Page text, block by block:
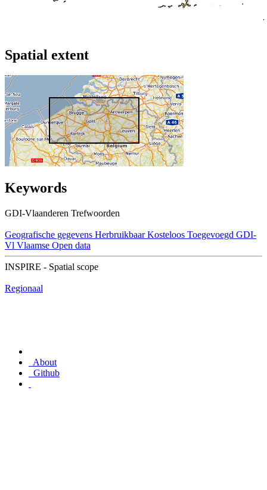
Spatial extent
Keywords
GDI-Vlaanderen Trefwoorden
Geografische gegevens Herbruikbaar Kosteloos Toegevoegd GDI-
Vl Vlaamse Open data
INSPIRE - Spatial scope
Regionaal
About
Github